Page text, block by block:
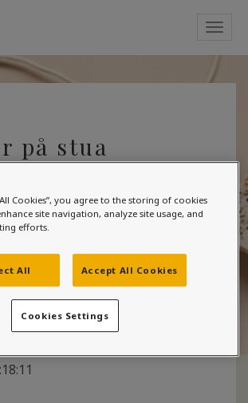
på stua
før boligsalg. Gangen er malt i
FR1570 – til stua vurderer jeg
(Fargerike) eller Sandbanke 1038
anbefale hvilken som passer best,
forslag i samme retning?
Cookies”, you agree to the storing of cookies
site navigation, analyze site usage, and
efforts.
All Accept All Cookies
Cookies Settings